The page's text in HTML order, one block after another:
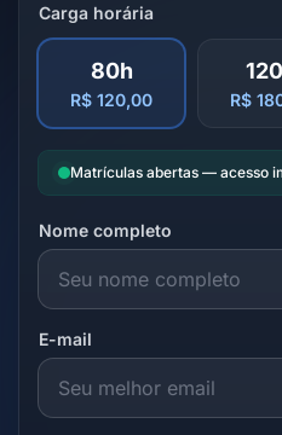
Carga horária
80h
R$ 120,00 R$
Matrículas abertas — acesso
Nome completo
E-mail